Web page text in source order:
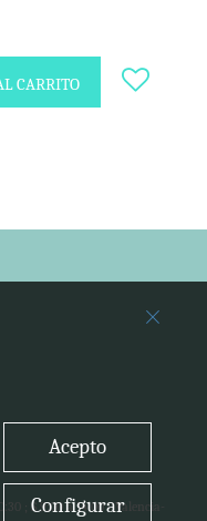
CARRITO
; S 9:00 a 14:00 -Valencia-
Acepto
Configurar